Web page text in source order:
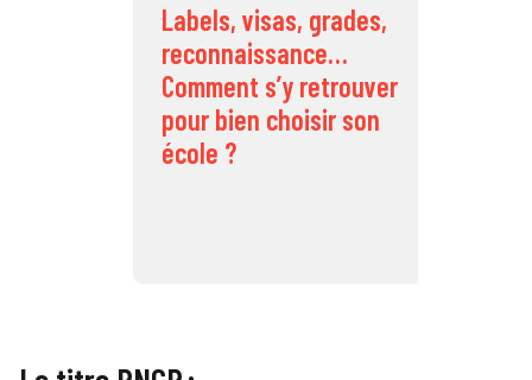
Labels, visas, grades,
reconnaissance…
Comment s’y retrouver
pour bien choisir son
école ?